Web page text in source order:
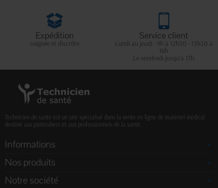
Expédition
soignée et discrète
Service client
Lundi au jeudi : 9h à 12h30 - 13h30 à
18h
Le vendredi jusqu'à 17h
Technicien de santé est un site spécialisé dans la vente en ligne de matériel médical
destiné aux particuliers et aux professionnels de la santé.
Informations
Nos produits
Notre société